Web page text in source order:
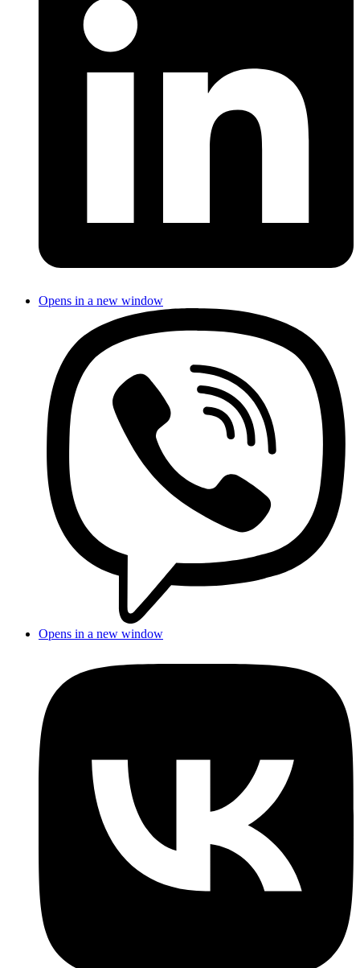
Opens in a new window
Opens in a new window